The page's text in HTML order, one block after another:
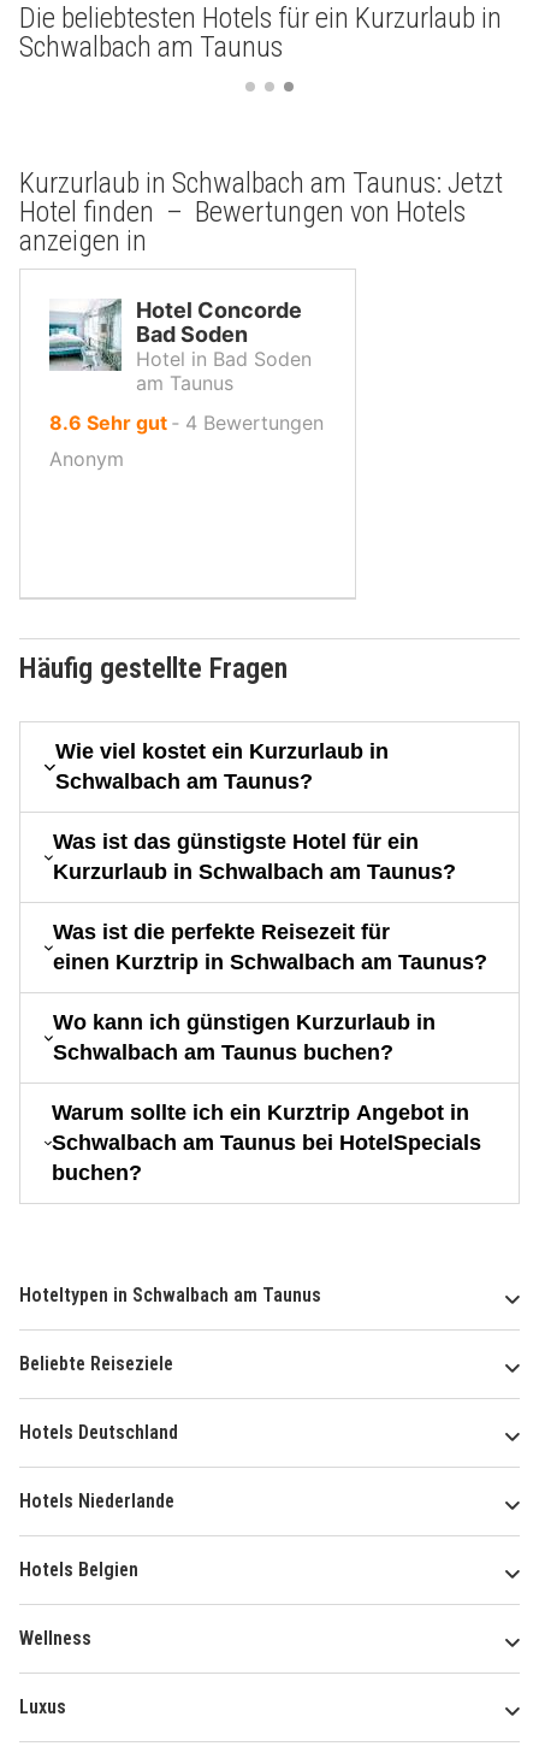
Die beliebtesten Hotels für ein Kurzurlaub in
Schwalbach am Taunus
Kurzurlaub in Schwalbach am Taunus: Jetzt
Hotel finden – Bewertungen von Hotels
anzeigen in
Hotel Concorde
Bad Soden
Hotel in Bad Soden
am Taunus
8.6 von
Sehr gut ‐ 4 Bewertungen
Anonym
Häufig gestellte Fragen
Wie viel kostet ein Kurzurlaub in
Schwalbach am Taunus?
Was ist das günstigste Hotel für ein
Kurzurlaub in Schwalbach am Taunus?
Was ist die perfekte Reisezeit für
einen Kurztrip in Schwalbach am Taunus?
Wo kann ich günstigen Kurzurlaub in
Schwalbach am Taunus buchen?
Warum sollte ich ein Kurztrip Angebot in
Schwalbach am Taunus bei HotelSpecials
buchen?
Hoteltypen in Schwalbach am Taunus
Beliebte Reiseziele
Hotels Deutschland
Hotels Niederlande
Hotels Belgien
Wellness
Luxus